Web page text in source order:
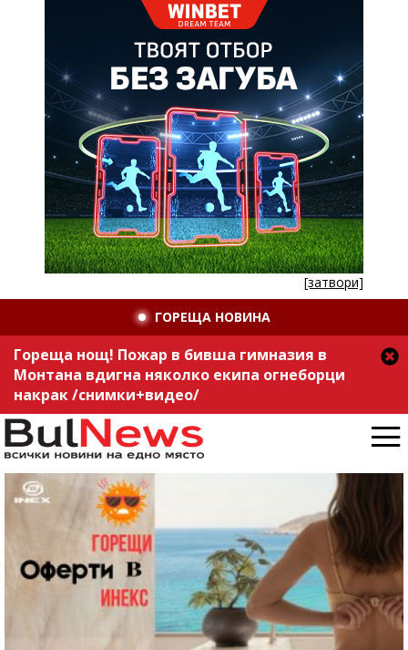
[затвори]
ГОРЕЩА НОВИНА
Гореща нощ! Пожар в бивша гимназия в
Монтана вдигна няколко екипа огнеборци
накрак /снимки+видео/